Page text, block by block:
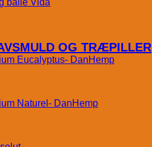
Vida
OG TRÆPILLER
DanHemp
DanHemp